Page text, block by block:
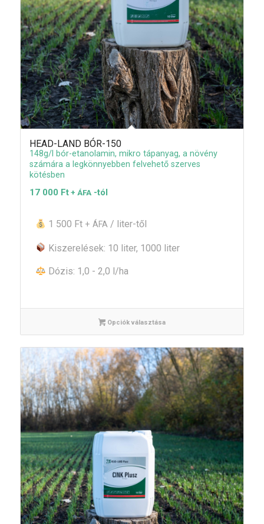
HEAD-LAND BÓR-150
148g/l bór-etanolamin, mikro tápanyag, a növény
számára a legkönnyebben felvehető szerves
kötésben
17 000 Ft+ ÁFA-tól
1 500 Ft+ ÁFA/ liter-től
Kiszerelések: 10 liter, 1000 liter
Dózis: 1,0 - 2,0 l/ha
Opciók választása